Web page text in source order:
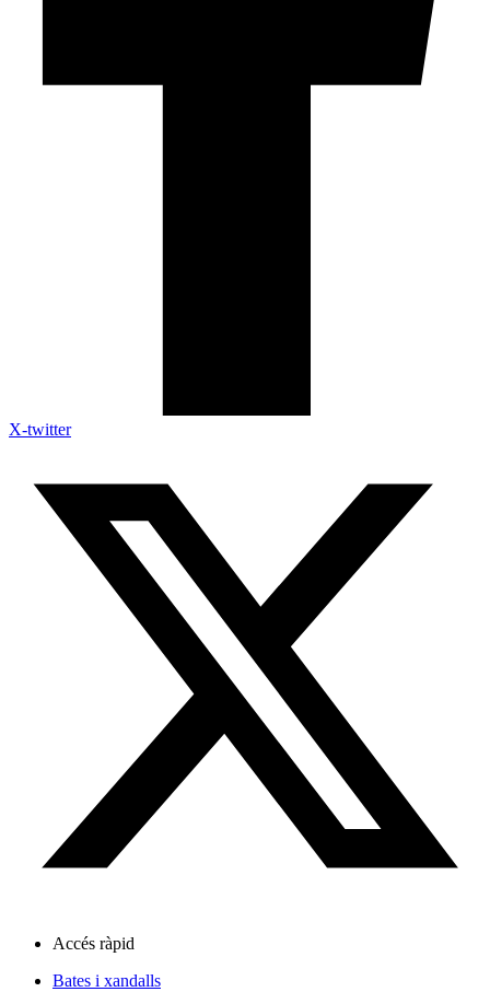
X-twitter
Accés ràpid
Bates i xandalls